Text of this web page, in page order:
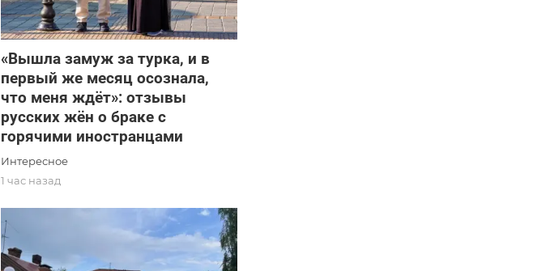
«Вышла замуж за турка, и в
первый же месяц осознала,
что меня ждёт»: отзывы
русских жён о браке с
горячими иностранцами
Интересное
1 час назад